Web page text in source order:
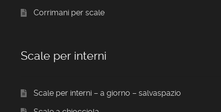
Corrimani per scale
Scale per interni
Scale per interni – a giorno – salvaspazio